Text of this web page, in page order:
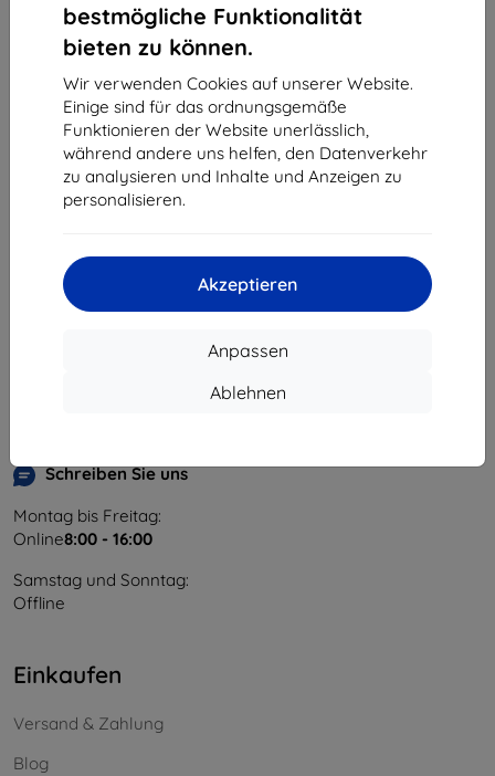
bestmögliche Funktionalität
bieten zu können.
Wir verwenden Cookies auf unserer Website.
Einige sind für das ordnungsgemäße
Funktionieren der Website unerlässlich,
während andere uns helfen, den Datenverkehr
zu analysieren und Inhalte und Anzeigen zu
personalisieren.
Akzeptieren
Anpassen
Ablehnen
Shield-Sk s.r.o.
Unternehmens-ID:
46701494
USt-IdNr.:SK2023549671
Schreiben Sie uns
Montag bis Freitag:
Online8:00 - 16:00
Samstag und Sonntag:
Offline
Einkaufen
Versand & Zahlung
Blog